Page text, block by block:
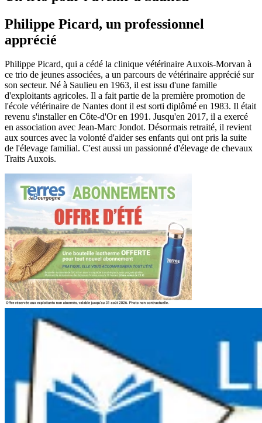
Philippe Picard, un professionnel
apprécié
Philippe Picard, qui a cédé la clinique vétérinaire Auxois-Morvan à
ce trio de jeunes associées, a un parcours de vétérinaire apprécié sur
son secteur. Né à Saulieu en 1963, il est issu d'une famille
d'exploitants agricoles. Il a fait partie de la première promotion de
l'école vétérinaire de Nantes dont il est sorti diplômé en 1983. Il était
revenu s'installer en Côte-d'Or en 1991. Jusqu'en 2017, il a exercé
en association avec Jean-Marc Jondot. Désormais retraité, il revient
aux sources avec la volonté d'aider ses enfants qui ont pris la suite
de l'élevage familial. C'est aussi un passionné d'élevage de chevaux
Traits Auxois.